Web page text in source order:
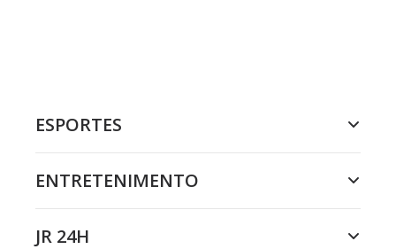
ESPORTES
ENTRETENIMENTO
JR 24H